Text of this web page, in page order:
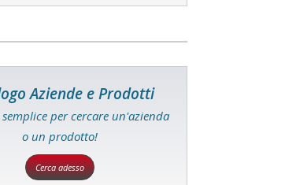
Aziende e Prodotti
per cercare un'azienda
o un prodotto!
Cerca adesso